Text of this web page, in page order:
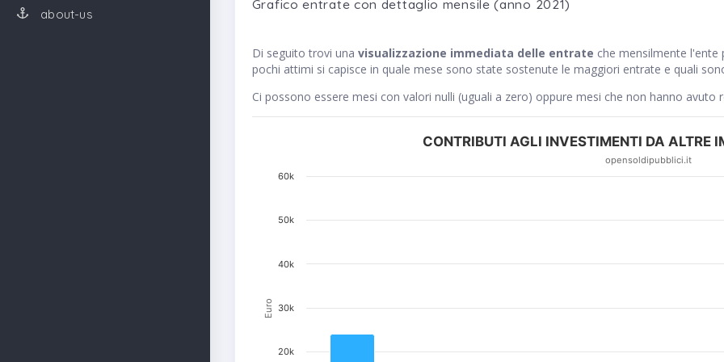
about-us
Grafico entrate con dettaglio mensile (anno 2021)
Di seguito trovi una visualizzazione immediata delle entrate che mensilmente l'ente
pochi attimi si capisce in quale mese sono state sostenute le maggiori entrate e quali
Ci possono essere mesi con valori nulli (uguali a zero) oppure mesi che non hanno avuto
Euro
CONTRIBUTI AGLI INVESTIMENTI DA ALTRE
opensoldipubblici.it
20k
30k
40k
50k
60k